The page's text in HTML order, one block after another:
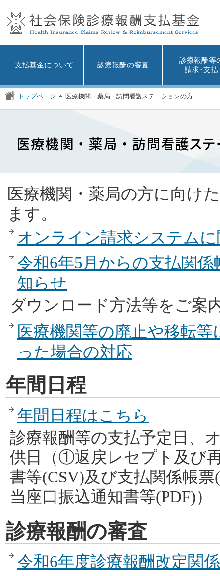
支払基金について 診療報酬の審査
診療報酬等
請求･支払
トップページ 医療機関・薬局・訪問看護ステーションの方
医療機関・薬局の方に向け
ます。
オンライン請求システム
令和6年5月からの支払関
知らせ
ダウンロード方法等をご案
医療機関等の廃止や移転
った場合の対応
年間日程
年間日程はこちら
診療報酬等の支払予定日、
供日（①返戻レセプト及び
書等(CSV)及び支払関係帳
当座口振込通知書等(PDF)
診療報酬の審査
令和6年度診療報酬改定関係